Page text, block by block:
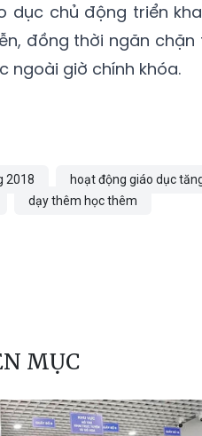
dục chủ động triển
đồng thời ngăn
ngoài giờ chính khóa.
2018 hoạt động giáo dục
dạy thêm học thêm
MỤC